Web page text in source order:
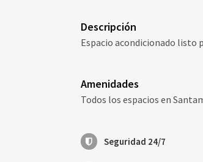
Descripción
Espacio acondicionado listo
Amenidades
Todos los espacios en
Seguridad 24/7